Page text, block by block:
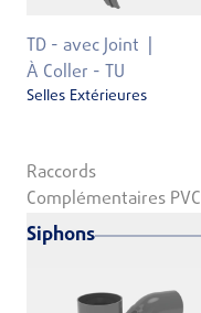
TD - avec Joint
À Coller - TU
Selles Extérieures
Raccords
Complémentaires PVC
Siphons